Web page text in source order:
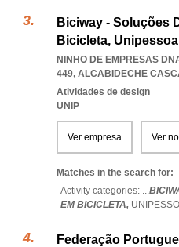
Biciway - Soluções
Bicicleta,
NINHO DE EMPRESAS
449, ALCABIDECHE
Atividades de design
UNIP
Ver empresa Ver
Matches in the search for:
Activity categories: ...
EM BICICLETA,
Federação